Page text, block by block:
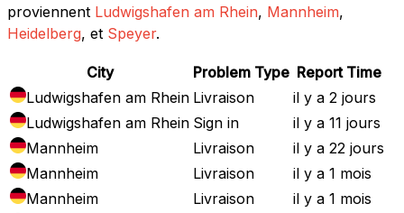
proviennent Ludwigshafen am Rhein, Mannheim,
Heidelberg, et Speyer.
City Problem Type Report Time
Ludwigshafen am Rhein Livraison
il y a 2 jours
Ludwigshafen am Rhein Sign in
il y a 11 jours
Mannheim
Livraison
il y a 22 jours
Mannheim
Livraison
il y a 1 mois
Mannheim
Livraison
il y a 1 mois